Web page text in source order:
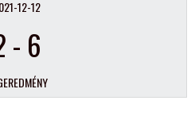
12-12
- 6